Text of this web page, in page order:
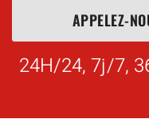
APPELEZ-
24H/24, 7j/7,